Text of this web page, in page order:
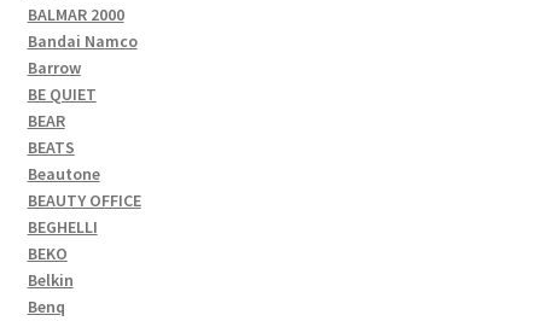
BALMAR 2000
Bandai Namco
Barrow
BE QUIET
BEAR
BEATS
Beautone
BEAUTY OFFICE
BEGHELLI
BEKO
Belkin
Benq